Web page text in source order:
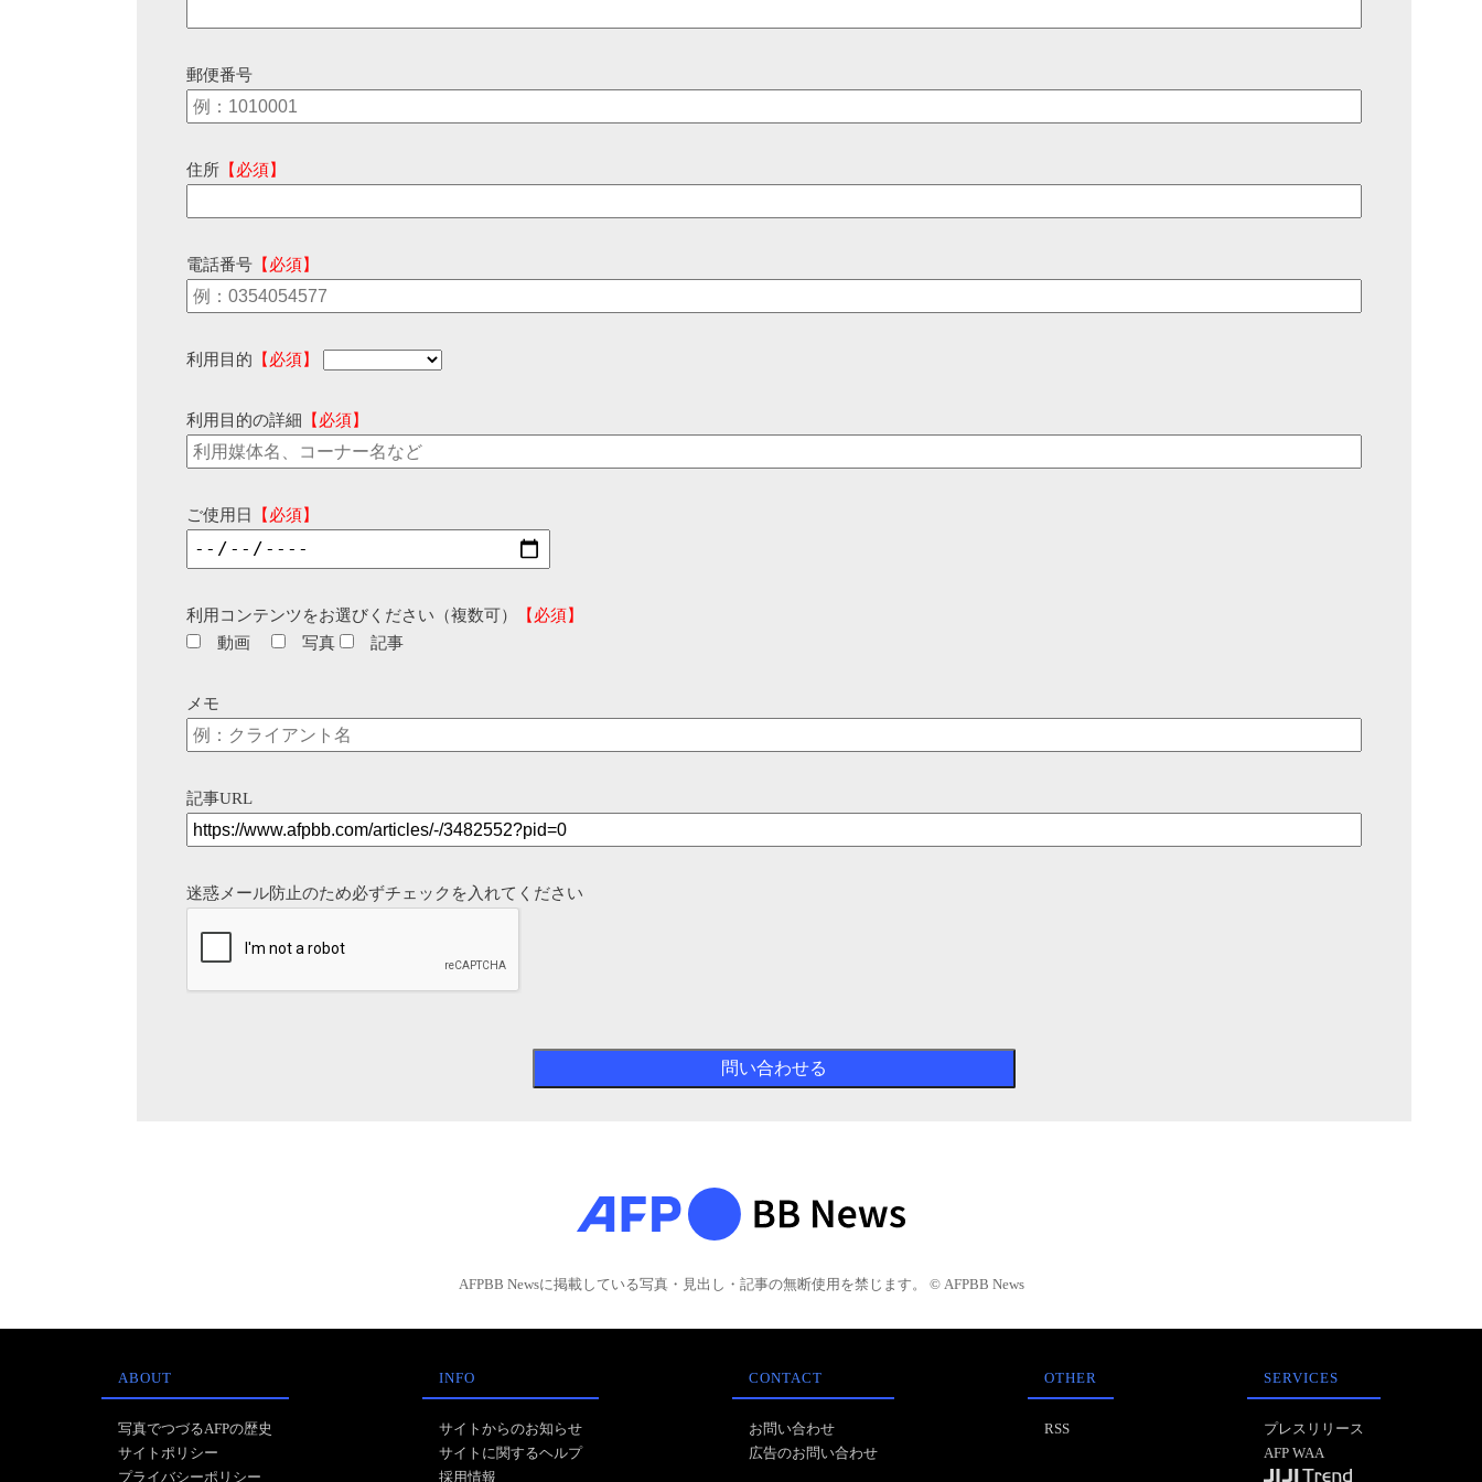
郵便番号
住所 【必須】
電話番号 【必須】
利用目的 【必須】
利用目的の詳細 【必須】
ご使用日 【必須】
利用コンテンツをお選びください（複数可）
【必須】
動画
写真 記事
メモ
記事URL
迷惑メール防止のため必ずチェックを入れてください
AFPBB Newsに掲載している写真・見出し・記事の無断使用を禁じます。 © AFPBB News
ABOUT
写真でつづるAFPの歴史
サイトポリシー
プライバシーポリシー
INFO
サイトからのお知らせ
サイトに関するヘルプ
採用情報
CONTACT
お問い合わせ
広告のお問い合わせ
OTHER
RSS
SERVICES
プレスリリース
AFP WAA